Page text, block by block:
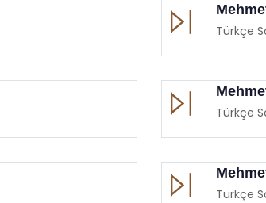
Türkçe
Türkçe
Türkçe